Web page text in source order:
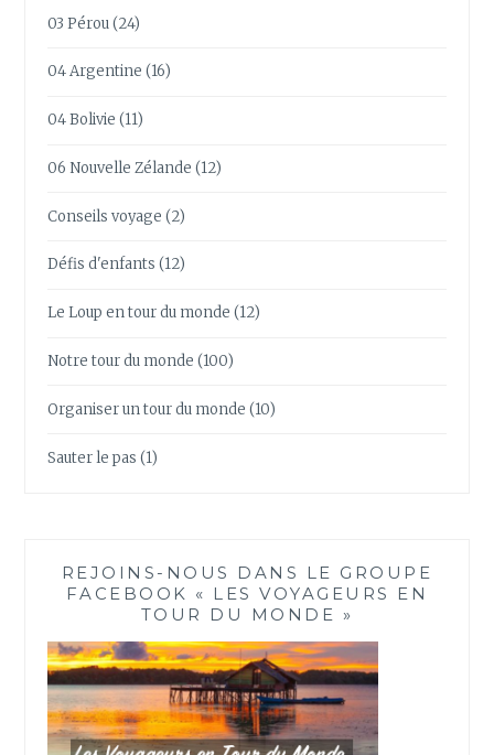
03 Pérou(24)
04 Argentine (16)
04 Bolivie (11)
06 Nouvelle Zélande (12)
Conseils voyage (2)
Défis d'enfants (12)
Le Loup en tour du monde (12)
Notre tour du monde (100)
Organiser un tour du monde (10)
Sauter le pas (1)
REJOINS-NOUS DANS LE GROUPE
FACEBOOK « LES VOYAGEURS EN
TOUR DU MONDE »